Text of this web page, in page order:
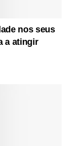
nos seus
a atingir